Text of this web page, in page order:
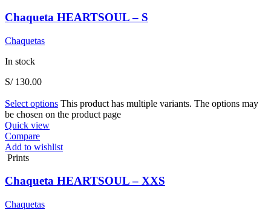
Chaqueta HEARTSOUL – S
Chaquetas
In stock
S/130.00
Select options This product has multiple variants. The options may
be chosen on the product page
Quick view
Compare
Add to wishlist
Prints
Chaqueta HEARTSOUL – XXS
Chaquetas